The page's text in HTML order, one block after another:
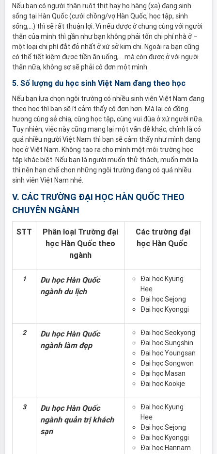
Nếu bạn có người thân ruột thịt hay họ hàng (xa) đang sinh
sống tại Hàn Quốc (cưới chồng/vợ Hàn Quốc, học tập, sinh
sống,…) thì sẽ rất thuận lợi. Vì nếu được ở chung cùng với người
thân của mình thì gần như bạn không phải tốn chi phí nhà ở –
một loại chi phí đắt đỏ nhất ở xứ sở kim chi. Ngoài ra bạn cũng
có thể tiết kiệm được tiền ăn uống,… mà còn được ở với người
thân nữa, không sợ sẽ phải cô đơn một mình.
5. Số lượng du học sinh Việt Nam đang theo học
Nếu bạn lựa chọn ngôi trường có nhiều sinh viên Việt Nam đang
theo học thì bạn sẽ ít cảm thấy cô đơn hơn. Mà lại có đồng
hương cùng sẻ chia, cùng học tập, cùng vui đùa ở xứ người nữa.
Tuy nhiên, việc này cũng mang lại một vấn đề khác, chính là có
quá nhiều người Việt Nam thì bạn sẽ cảm thấy như mình đang
học ở Việt Nam. Không tạo ra cho mình một môi trường học
tập khác biệt. Nếu bạn là người muốn thử thách, muốn mới lạ
thì nên hạn chế chọn những ngôi trường đang có quá nhiều
sinh viên Việt Nam nhé.
V. CÁC TRƯỜNG ĐẠI HỌC HÀN QUỐC THEO
CHUYÊN NGÀNH
STT
Phân loại Trường đại
học Hàn Quốc theo
ngành
Các trường đại
học Hàn Quốc
1
Du học Hàn Quốc
ngành du lịch
Đại học Kyung
Hee
Đại học Sejong
Đại học Kyonggi
2
Du học Hàn Quốc
ngành làm đẹp
Đại học Seokyong
Đại học Sungshin
Đại học Youngsan
Đại học Songwon
Đại học Masan
Đạị học Kookje
3
Du học Hàn Quốc
ngành quản trị khách
sạn
Đại học Kyung
Hee
Đại học Sejong
Đại học Kyonggi
Đại học Hannam